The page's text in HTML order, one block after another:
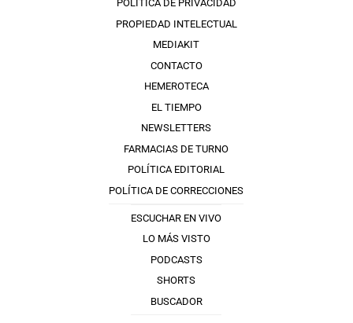
POLÍTICA DE PRIVACIDAD
PROPIEDAD INTELECTUAL
MEDIAKIT
CONTACTO
HEMEROTECA
EL TIEMPO
NEWSLETTERS
FARMACIAS DE TURNO
POLÍTICA EDITORIAL
POLÍTICA DE CORRECCIONES
ESCUCHAR EN VIVO
LO MÁS VISTO
PODCASTS
SHORTS
BUSCADOR